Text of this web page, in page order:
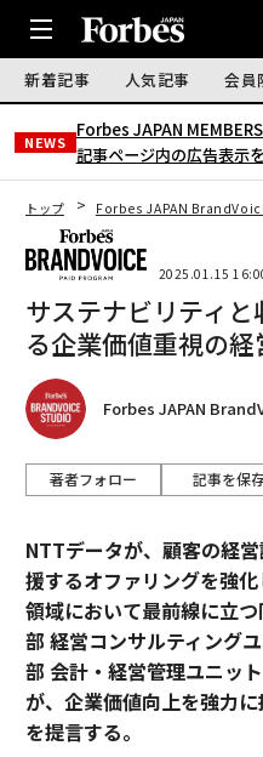
新着記事 人気記事 会員
NEWS
Forbes JAPAN
記事ページ内の広告表示
トップ Forbes JAPAN
2025.01.15
サステナビリティ
る企業価値重視の経
Forbes JAPAN
著者フォロー 記事を保
NTTデータが、顧客の経
援するオファリングを強
領域において最前線に立
部 経営コンサルティング
部 会計・経営管理ユニッ
が、企業価値向上を強力
を提言する。